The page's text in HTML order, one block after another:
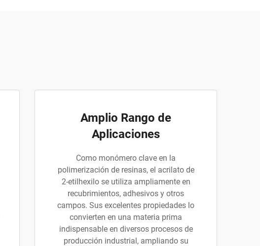
Amplio Rango de
Aplicaciones
Como monómero clave en la
polimerización de resinas, el acrilato de
2-etilhexilo se utiliza ampliamente en
recubrimientos, adhesivos y otros
campos. Sus excelentes propiedades lo
convierten en una materia prima
indispensable en diversos procesos de
producción industrial, ampliando su